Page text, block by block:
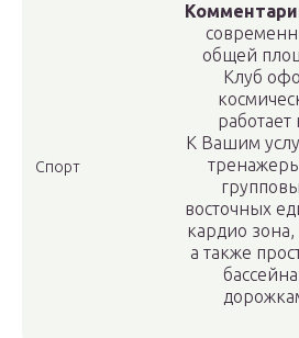
Спорт
общей
Клуб
работает
К Вашим
восточных
кардио
а также